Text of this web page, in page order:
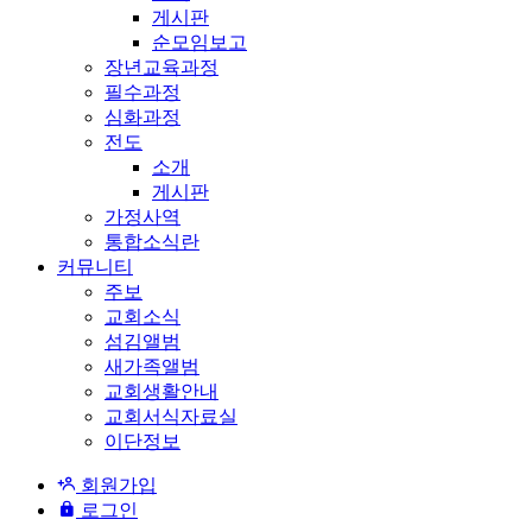
게시판
순모임보고
장년교육과정
필수과정
심화과정
전도
소개
게시판
가정사역
통합소식란
커뮤니티
주보
교회소식
섬김앨범
새가족앨범
교회생활안내
교회서식자료실
이단정보
회원가입
로그인